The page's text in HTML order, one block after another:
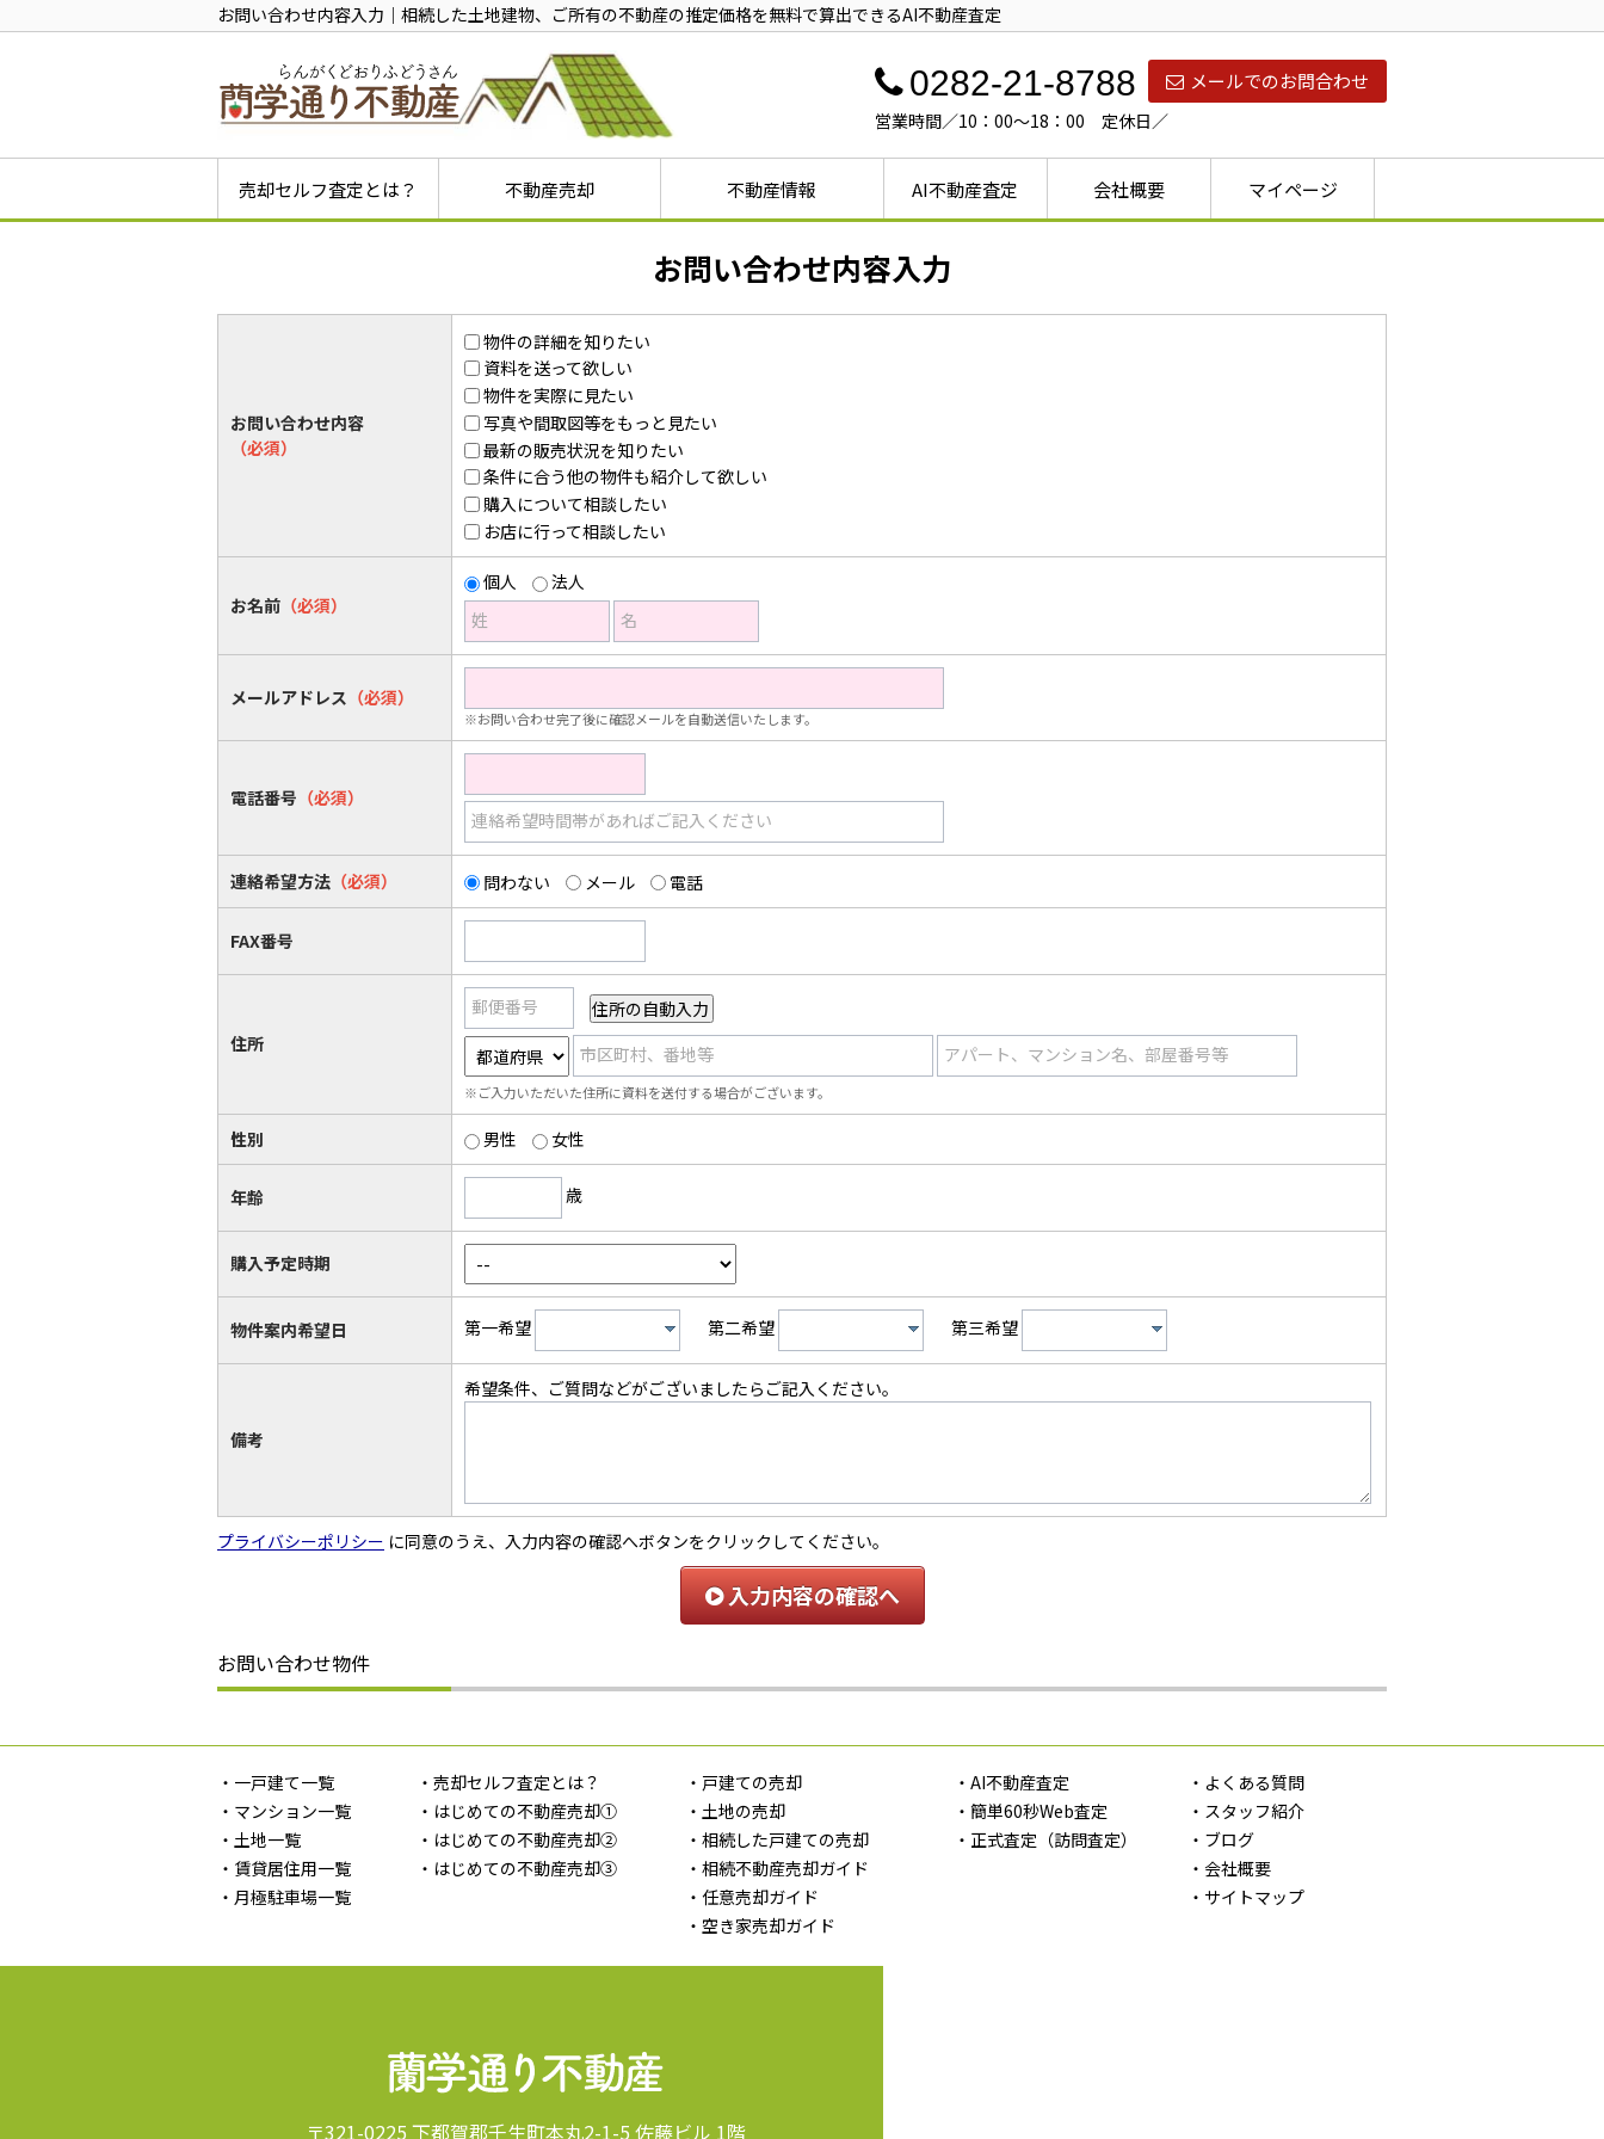
お問い合わせ内容入力｜相続した土地建物、ご所有の不動産の推定価格を無料で算出できるAI不動産査定
メールでのお問合わせ
0282-21-8788
営業時間／10：00～18：00 定休日／
売却セルフ査定とは？ 不動産売却 不動産情報 AI不動産査定 会社概要 マイページ
お問い合わせ内容入力
お問い合わせ内容
（必須）
物件の詳細を知りたい
資料を送って欲しい
物件を実際に見たい
写真や間取図等をもっと見たい
最新の販売状況を知りたい
条件に合う他の物件も紹介して欲しい
購入について相談したい
お店に行って相談したい
お名前 （必須）
個人
法人
姓
名
メールアドレス （必須）
※お問い合わせ完了後に確認メールを自動送信いたします。
電話番号 （必須）
連絡希望時間帯があればご記入ください
連絡希望方法 （必須） 問わない メール 電話
FAX番号
住所
郵便番号
市区町村、番地等
アパート、マンション名、部屋番号等
※ご入力いただいた住所に資料を送付する場合がございます。
性別 男性 女性
年齢 歳
購入予定時期
物件案内希望日 第一希望 第二希望 第三希望
備考
希望条件、ご質問などがございましたらご記入ください。
プライバシーポリシー に同意のうえ、入力内容の確認へボタンをクリックしてください。
入力内容の確認へ
お問い合わせ物件
・一戸建て一覧
・マンション一覧
・土地一覧
・賃貸居住用一覧
・月極駐車場一覧
・売却セルフ査定とは？
・はじめての不動産売却①
・はじめての不動産売却②
・はじめての不動産売却③
・戸建ての売却
・土地の売却
・相続した戸建ての売却
・相続不動産売却ガイド
・任意売却ガイド
・空き家売却ガイド
・AI不動産査定
・簡単60秒Web査定
・正式査定（訪問査定）
・よくある質問
・スタッフ紹介
・ブログ
・会社概要
・サイトマップ
〒321-0225 下都賀郡壬生町本丸2-1-5 佐藤ビル 1階